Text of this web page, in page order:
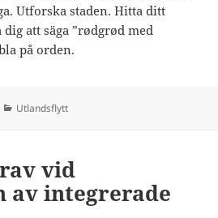
Utforska staden. Hitta ditt
att säga ”rødgrød med
på orden.
Kategorier
Utlandsflytt
vid
av integrerade